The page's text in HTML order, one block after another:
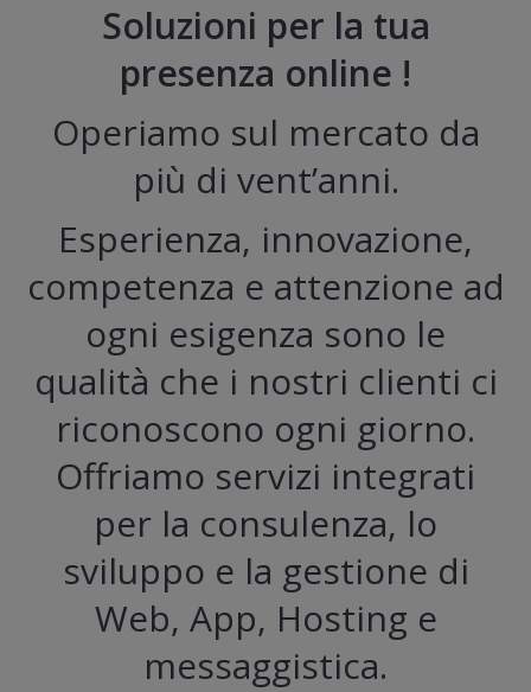
Soluzioni per la tua
presenza online !
Operiamo sul mercato da
più di vent’anni.
Esperienza, innovazione,
competenza e attenzione ad
ogni esigenza sono le
qualità che i nostri clienti ci
riconoscono ogni giorno.
Offriamo servizi integrati
per la consulenza, lo
sviluppo e la gestione di
Web, App, Hosting e
messaggistica.